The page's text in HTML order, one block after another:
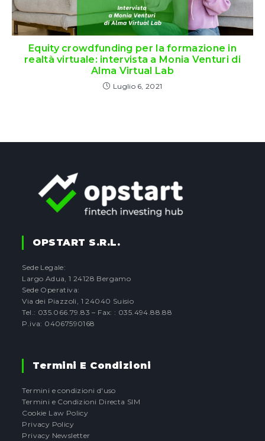
Equity crowdfunding per la formazione in
realtà virtuale: intervista a Monia Venturi di
Alma Virtual Lab
Luglio 6, 2021
OPSTART S.r.l.
Sede Legale:
Largo Adua, 1 24128 Bergamo
Sede Operativa:
Via dei Piazzoli, 1 24040 Suisio
Tel.: 035.066.79.83 – Fax: : 035.494.88.88
P.iva: 04067590168
Termini E Condizioni
Termini e condizioni d'uso
Termini e Condizioni Directa SIM
Cookie Law Policy
Privacy Policy
Privacy Newsletter